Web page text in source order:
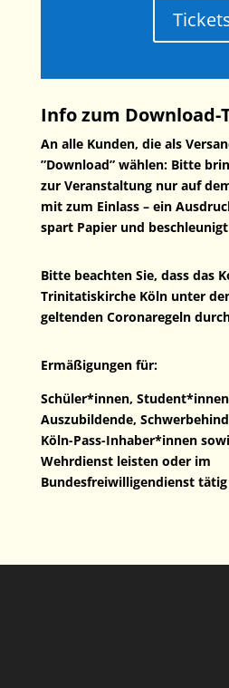
Info zum Download-
An alle Kunden, die als
”Download” wählen: Bitte
zur Veranstaltung nur auf
mit zum Einlass – ein
spart Papier und
Bitte beachten Sie, dass das
Trinitatiskirche Köln unter
geltenden Coronaregeln
Ermäßigungen für:
Schüler*innen, Student*innen
Auszubildende,
Köln-Pass-Inhaber*innen
Wehrdienst leisten oder im
Bundesfreiwilligendienst